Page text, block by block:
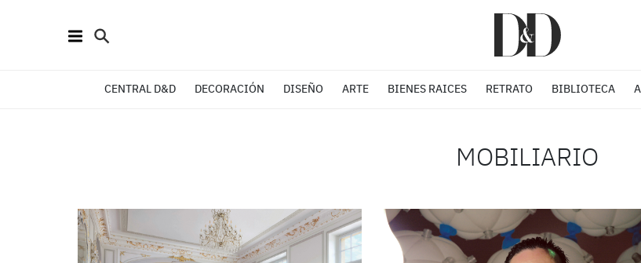
CENTRAL D&D DECORACIÓN DISEÑO ARTE BIENES RAICES RETRATO BIBLIOTECA
MOBILIARIO